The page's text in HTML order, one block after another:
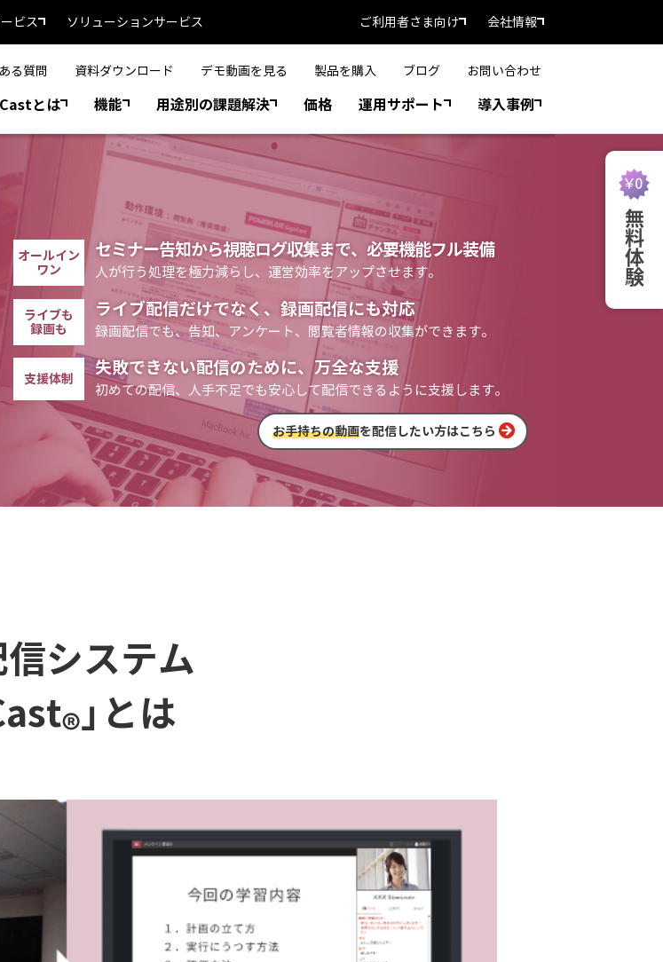
無料体験
ビス ソリューションサービス ご利用者さま向け 会社情報
る質問 資料ダウンロード デモ動画を見る 製品を購入 ブログ お問い合わせ
とは 機能 用途別の課題解決 価格 運用サポート 導入事例
オールイン
ワン
セミナー告知から視聴ログ収集まで、必要機能フル装備
人が行う処理を極力減らし、運営効率をアップさせます。
ライブも
録画も
ライブ配信だけでなく、録画配信にも対応
録画配信でも、告知、アンケート、閲覧者情報の収集ができます。
支援体制
失敗できない配信のために、万全な支援
初めての配信、人手不足でも安心して配信できるように支援します。
お手持ちの動画を配信したい方はこちら
システム
® 」とは